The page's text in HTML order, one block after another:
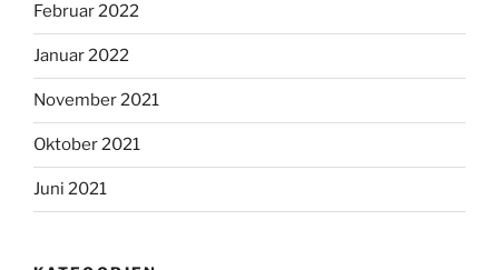
Februar 2022
Januar 2022
November 2021
Oktober 2021
Juni 2021